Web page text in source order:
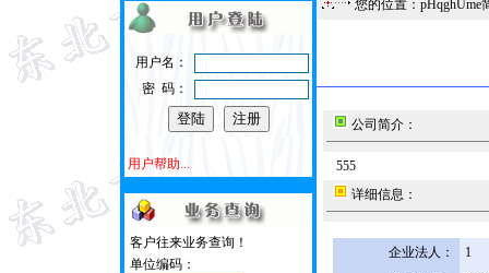
用户名：
密 码：
用户帮助...
客户往来业务查询！
单位编码：
您的位置：pHqghUme
公司简介：
555
详细信息：
企业法人：
1